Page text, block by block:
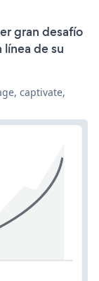
gran desafío
de su
captivate,